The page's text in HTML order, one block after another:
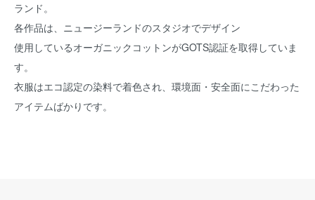
ランド。
各作品は、ニュージーランドのスタジオでデザイン
使用しているオーガニックコットンがGOTS認証を取得していま
す。
衣服はエコ認定の染料で着色され、環境面・安全面にこだわった
アイテムばかりです。